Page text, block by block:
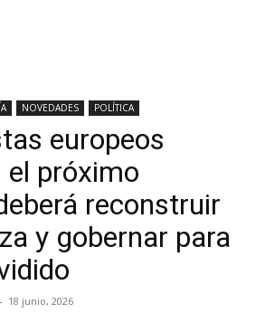
NOVEDADES POLÍTICA
europeos
el próximo
reconstruir
y gobernar para
- 18 junio, 2026